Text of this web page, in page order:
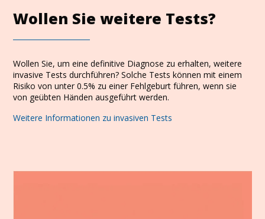
Wollen Sie weitere Tests?
Wollen Sie, um eine definitive Diagnose zu erhalten, weitere
invasive Tests durchführen? Solche Tests können mit einem
Risiko von unter 0.5% zu einer Fehlgeburt führen, wenn sie
von geübten Händen ausgeführt werden.
Weitere Informationen zu invasiven Tests